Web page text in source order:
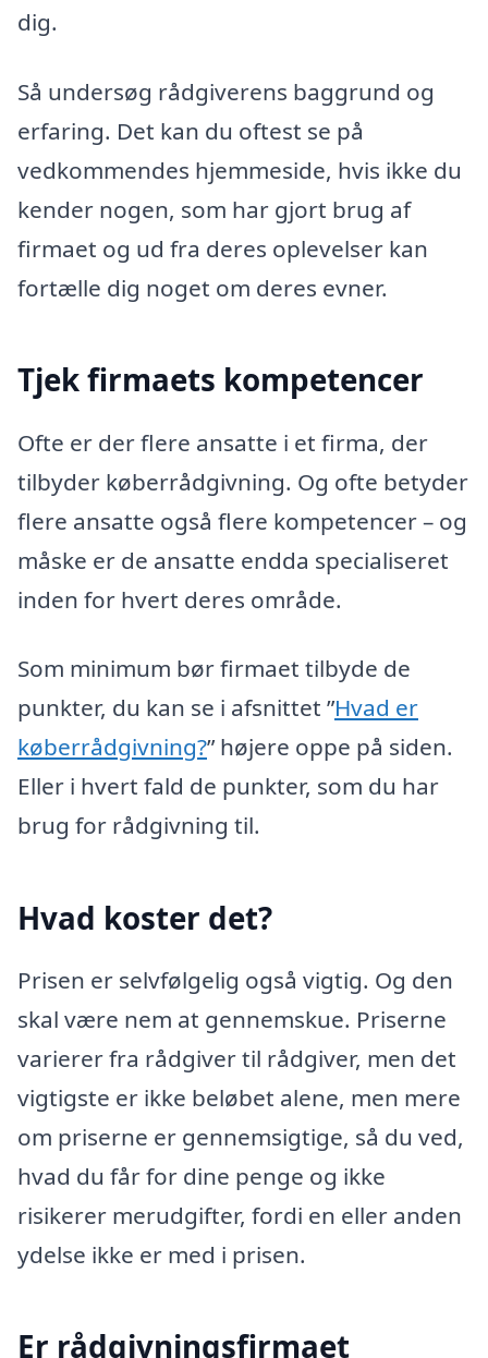
dig.
Så undersøg rådgiverens baggrund og
erfaring. Det kan du oftest se på
vedkommendes hjemmeside, hvis ikke du
kender nogen, som har gjort brug af
firmaet og ud fra deres oplevelser kan
fortælle dig noget om deres evner.
Tjek firmaets kompetencer
Ofte er der flere ansatte i et firma, der
tilbyder køberrådgivning. Og ofte betyder
flere ansatte også flere kompetencer – og
måske er de ansatte endda specialiseret
inden for hvert deres område.
Som minimum bør firmaet tilbyde de
punkter, du kan se i afsnittet ”Hvad er
køberrådgivning?” højere oppe på siden.
Eller i hvert fald de punkter, som du har
brug for rådgivning til.
Hvad koster det?
Prisen er selvfølgelig også vigtig. Og den
skal være nem at gennemskue. Priserne
varierer fra rådgiver til rådgiver, men det
vigtigste er ikke beløbet alene, men mere
om priserne er gennemsigtige, så du ved,
hvad du får for dine penge og ikke
risikerer merudgifter, fordi en eller anden
ydelse ikke er med i prisen.
Er rådgivningsfirmaet